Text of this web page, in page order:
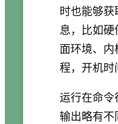
时也能够
息，比如
面环境、内
程，开机时
运行在命令
输出略有不